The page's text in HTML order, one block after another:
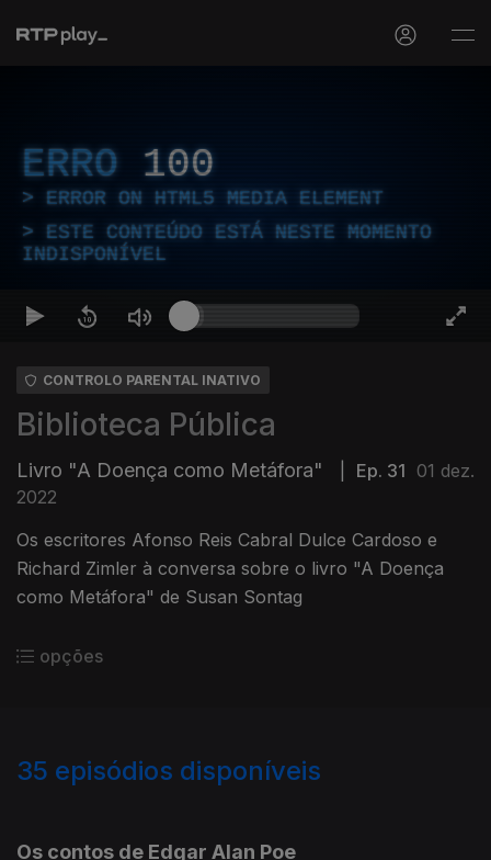
ERRO 100
ERROR ON HTML5 MEDIA ELEMENT
ESTE CONTEÚDO ESTÁ NESTE MOMENTO
INDISPONÍVEL
CONTROLO PARENTAL INATIVO
Biblioteca Pública
Livro "A Doença como Metáfora" Ep. 31 01 dez.
2022
Os escritores Afonso Reis Cabral Dulce Cardoso e
Richard Zimler à conversa sobre o livro "A Doença
como Metáfora" de Susan Sontag
opções
35 episódios disponíveis
Os contos de Edgar Alan Poe